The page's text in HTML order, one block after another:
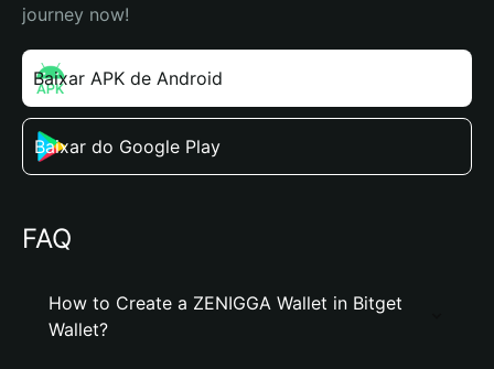
journey now!
Baixar APK de Android
Baixar do Google Play
FAQ
How to Create a ZENIGGA Wallet in Bitget
Wallet?